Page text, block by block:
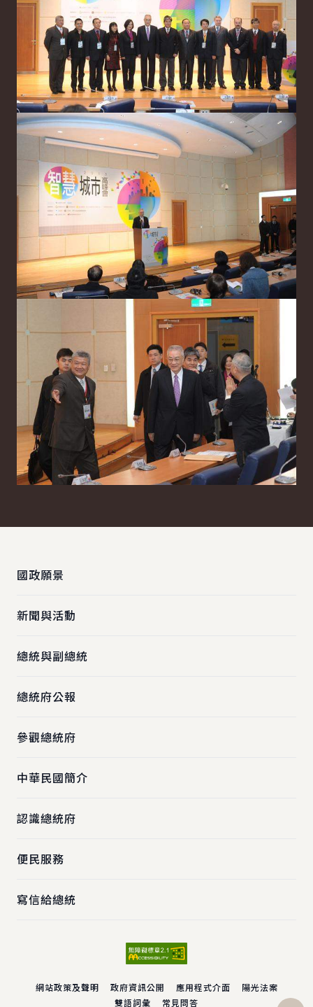
國政願景
新聞與活動
總統與副總統
總統府公報
參觀總統府
中華民國簡介
認識總統府
便民服務
寫信給總統
網站政策及聲明 政府資訊公開 應用程式介面
陽光法案
雙語詞彙
常見問答